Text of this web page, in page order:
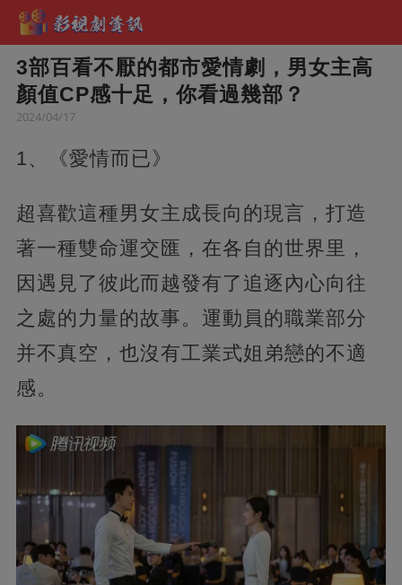
3部百看不厭的都市愛情劇，男女主高
顏值CP感十足，你看過幾部？
2024/04/17
1、《愛情而已》
超喜歡這種男女主成長向的現言，打造
著一種雙命運交匯，在各自的世界里，
因遇見了彼此而越發有了追逐內心向往
之處的力量的故事。運動員的職業部分
并不真空，也沒有工業式姐弟戀的不適
感。